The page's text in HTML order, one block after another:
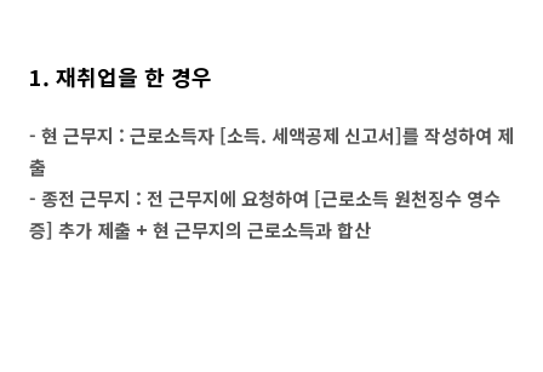
1. 재취업을 한 경우
- 현 근무지 : 근로소득자 [소득. 세액공제 신고서]를 작성하여 제
출
- 종전 근무지 : 전 근무지에 요청하여 [근로소득 원천징수 영수
증] 추가 제출 + 현 근무지의 근로소득과 합산